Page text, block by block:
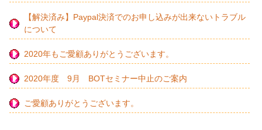
【解決済み】Paypal決済でのお申し込みが出来ないトラブル
について
2020年もご愛顧ありがとうございます。
2020年度 9月 BOTセミナー中止のご案内
ご愛顧ありがとうございます。